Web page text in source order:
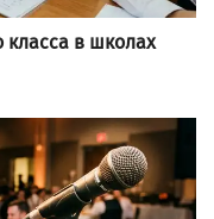
класса в школах